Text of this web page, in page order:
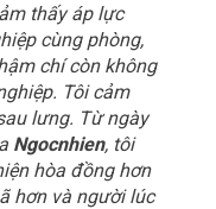
thấy áp lực
cùng phòng,
chí còn không
Tôi cảm
lưng. Từ ngày
Ngocnhien, tôi
hòa đồng hơn
hơn và người lúc